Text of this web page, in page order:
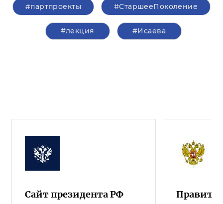
#партпроекты #СтаршееПоколение
#лекция #Исаева
Сайт президента РФ